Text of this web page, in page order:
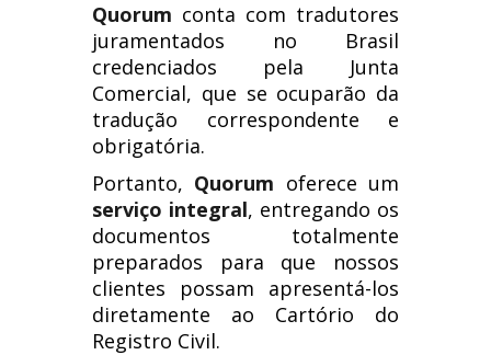
Quorum conta com tradutores
juramentados no Brasil
credenciados pela Junta
Comercial, que se ocuparão da
tradução correspondente e
obrigatória.
Portanto, Quorum oferece um
serviço integral, entregando os
documentos totalmente
preparados para que nossos
clientes possam apresentá-los
diretamente ao Cartório do
Registro Civil.